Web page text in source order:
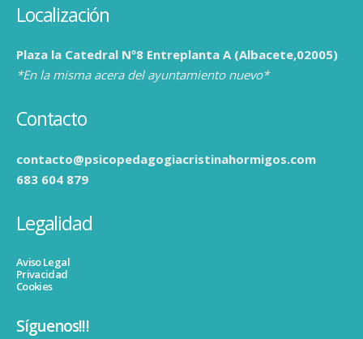
Localización
Plaza la Catedral Nº8 Entreplanta A (Albacete,02005)
*En la misma acera del ayuntamiento nuevo*
Contacto
contacto@psicopedagogiacristinahormigos.com
683 604 879
Legalidad
Aviso Legal
Privacidad
Cookies
Síguenos!!!